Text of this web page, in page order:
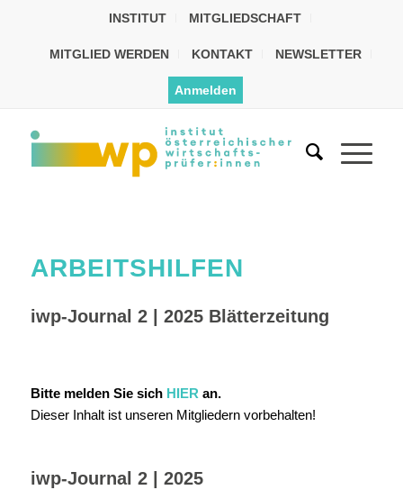
INSTITUT MITGLIEDSCHAFT
MITGLIED WERDEN KONTAKT NEWSLETTER
Anmelden
ARBEITSHILFEN
iwp-Journal 2 | 2025 Blätterzeitung
Bitte melden Sie sich HIER an.
Dieser Inhalt ist unseren Mitgliedern vorbehalten!
iwp-Journal 2 | 2025